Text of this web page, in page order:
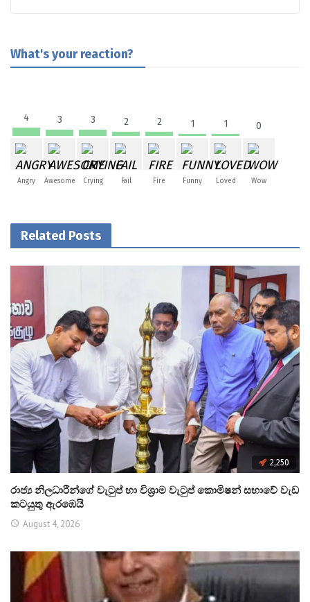
What's your reaction?
4
Angry
3
Awesome
3
Crying
2
Fail
2
Fire
1
Funny
1
Loved
0
Wow
Related Posts
2,250
රාජ්‍ය නිලධාරීන්ගේ වැටුප් හා විශ්‍රාම වැටුප් කොමිෂන් සභාවේ වැඩ
කටයුතු ඇරඹෙයි
August 4, 2026